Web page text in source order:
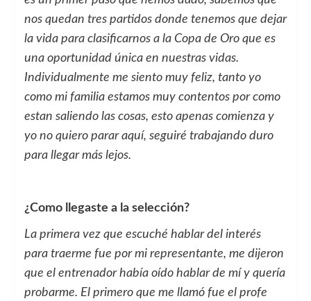
nos quedan tres partidos donde tenemos que dejar
la vida para clasificarnos a la Copa de Oro que es
una oportunidad única en nuestras vidas.
Individualmente me siento muy feliz, tanto yo
como mi familia estamos muy contentos por como
estan saliendo las cosas, esto apenas comienza y
yo no quiero parar aquí, seguiré trabajando duro
para llegar más lejos.
¿Como llegaste a la selección?
La primera vez que escuché hablar del interés
para traerme fue por mi representante, me dijeron
que el entrenador había oído hablar de mí y quería
probarme. El primero que me llamó fue el profe